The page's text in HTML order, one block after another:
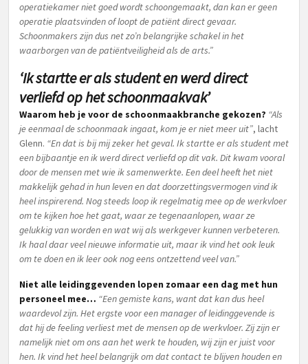
operatiekamer niet goed wordt schoongemaakt, dan kan er geen
operatie plaatsvinden of loopt de patiënt direct gevaar.
Schoonmakers zijn dus net zo’n belangrijke schakel in het
waarborgen van de patiëntveiligheid als de arts.”
‘Ik startte er als student en werd direct
verliefd op het schoonmaakvak’
Waarom heb je voor de schoonmaakbranche gekozen? “Als
je eenmaal de schoonmaak ingaat, kom je er niet meer uit”, lacht
Glenn. “En dat is bij mij zeker het geval. Ik startte er als student met
een bijbaantje en ik werd direct verliefd op dit vak. Dit kwam vooral
door de mensen met wie ik samenwerkte. Een deel heeft het niet
makkelijk gehad in hun leven en dat doorzettingsvermogen vind ik
heel inspirerend. Nog steeds loop ik regelmatig mee op de werkvloer
om te kijken hoe het gaat, waar ze tegenaanlopen, waar ze
gelukkig van worden en wat wij als werkgever kunnen verbeteren.
Ik haal daar veel nieuwe informatie uit, maar ik vind het ook leuk
om te doen en ik leer ook nog eens ontzettend veel van.”
Niet alle leidinggevenden lopen zomaar een dag met hun
personeel mee… “Een gemiste kans, want dat kan dus heel
waardevol zijn. Het ergste voor een manager of leidinggevende is
dat hij de feeling verliest met de mensen op de werkvloer. Zij zijn er
namelijk niet om ons aan het werk te houden, wij zijn er juist voor
hen. Ik vind het heel belangrijk om dat contact te blijven houden en